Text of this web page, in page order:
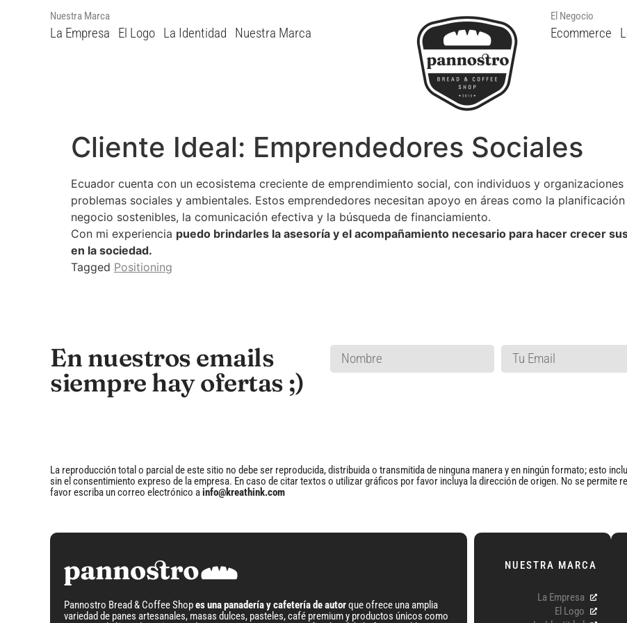
Nuestra Marca
La Empresa El Logo La Identidad Nuestra Marca
El Negocio
Ecommerce
Cliente Ideal: Emprendedores Sociales
Ecuador cuenta con un ecosistema creciente de emprendimiento social, con individuos y
problemas sociales y ambientales. Estos emprendedores necesitan apoyo en áreas como la
negocio sostenibles, la comunicación efectiva y la búsqueda de financiamiento.
Con mi experiencia puedo brindarles la asesoría y el acompañamiento necesario para hacer crecer
en la sociedad.
Tagged Positioning
En nuestros emails
siempre hay ofertas ;)
La reproducción total o parcial de este sitio no debe ser reproducida, distribuida o transmitida de ninguna manera y en ningún formato; esto
sin el consentimiento expreso de la empresa. En caso de citar textos o utilizar gráficos por favor incluya la dirección de origen. No se
favor escriba un correo electrónico ainfo@kreathink.com
Pannostro Bread & Coffee Shopes una panadería y cafetería de autorque ofrece una amplia
variedad de panes artesanales, masas dulces, pasteles, café premium y productos únicos como
NUESTRA MARCA
La Empresa
El Logo